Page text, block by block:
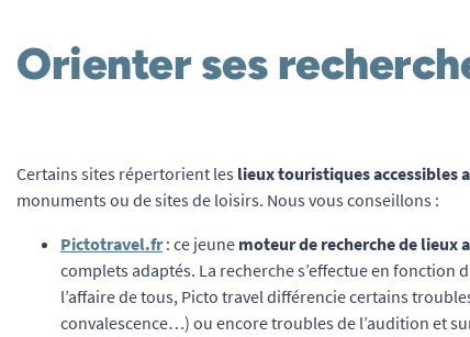
Orienter ses
Certains sites répertorient les lieux touristiques accessibles
monuments ou de sites de loisirs. Nous vous conseillons :
Pictotravel.fr: ce jeune moteur de recherche de lieux
complets adaptés. La recherche s’effectue en fonction
l’affaire de tous, Picto travel différencie certains
convalescence…) ou encore troubles de l’audition et